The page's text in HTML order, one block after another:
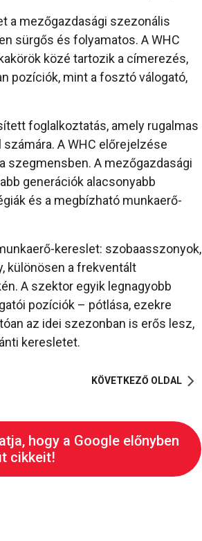
a mezőgazdasági szezonális
sürgős és folyamatos. A WHC
közé tartozik a címerezés,
pozíciók, mint a fosztó válogató,
foglalkoztatás, amely rugalmas
A WHC előrejelzése
szegmensben. A mezőgazdasági
generációk alacsonyabb
és a megbízható munkaerő-
kereslet: szobaasszonyok,
különösen a frekventált
A szektor egyik legnagyobb
pozíciók – pótlása, ezekre
az idei szezonban is erős lesz,
keresletet.
KÖVETKEZŐ OLDAL
hogy a Google előnyben
cikkeit!